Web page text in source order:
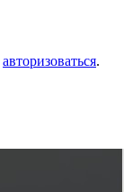
авторизоваться.